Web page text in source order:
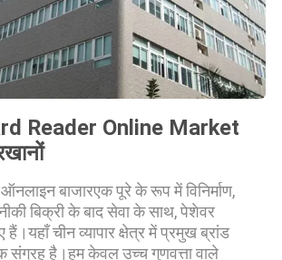
Reader Online Market
ऑनलाइन बाजारएक पूरे के रूप में विनिर्माण,
बिक्री के बाद सेवा के साथ, पेशेवर
हैं।यहाँ चीन व्यापार क्षेत्र में प्रमुख ब्रांड
संग्रह है।हम केवल उच्च गुणवत्ता वाले